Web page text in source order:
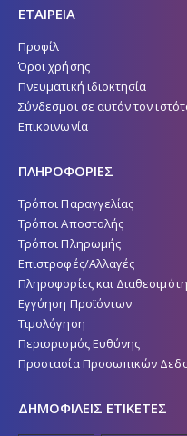
ΕΤΑΙΡΕΙΑ
Προφίλ
Όροι χρήσης
Πνευματική ιδιοκτησία
Σύνδεσμοι σε αυτόν τον
Επικοινωνία
ΠΛΗΡΟΦΟΡΙΕΣ
Τρόποι Παραγγελίας
Τρόποι Αποστολής
Τρόποι Πληρωμής
Επιστροφές/Αλλαγές
Πληροφορίες και
Εγγύηση Προϊόντων
Τιμολόγηση
Περιορισμός Ευθύνης
Προστασία Προσωπικών
ΔΗΜΟΦΙΛΕΙΣ ΕΤΙΚΕΤΕΣ